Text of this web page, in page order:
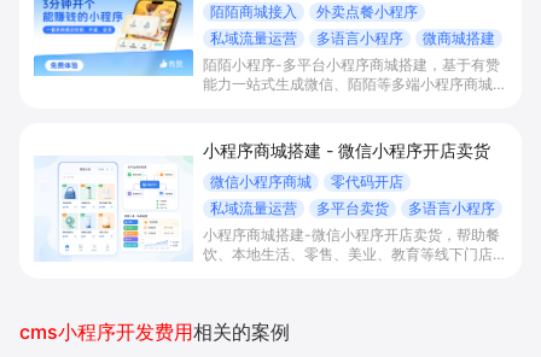
陌陌商城接入
外卖点餐小程序
私域流量运营
多语言小程序
微商城搭建
陌陌小程序-多平台小程序商城搭建，基于有赞
能力一站式生成微信、陌陌等多端小程序商城，
复购增长。
小程序商城搭建 - 微信小程序开店卖货
微信小程序商城
零代码开店
私域流量运营
多平台卖货
多语言小程序
小程序商城搭建-微信小程序开店卖货，帮助餐
饮、本地生活、零售、美业、教育等线下门店及
cms小程序开发费用相关的案例